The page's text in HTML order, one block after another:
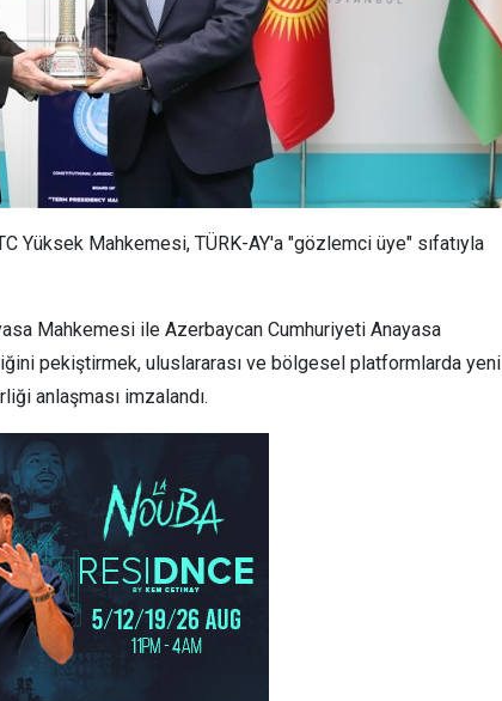
Yüksek Mahkemesi, TÜRK-AY'a "gözlemci üye" sıfatıyla
Mahkemesi ile Azerbaycan Cumhuriyeti Anayasa
pekiştirmek, uluslararası ve bölgesel platformlarda yeni
anlaşması imzalandı.